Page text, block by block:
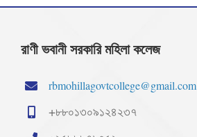
রাণী ভবানী সরকারি মহিলা কলেজ
rbmohillagovtcollege@gmail.com
+৮৮০১৩০৯১২৪২৩৭